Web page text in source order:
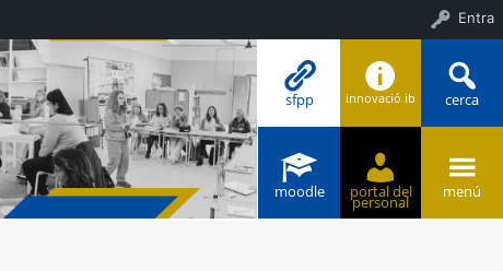
sfpp innovació ib cerca
moodle portal del
personal
menú
Entra